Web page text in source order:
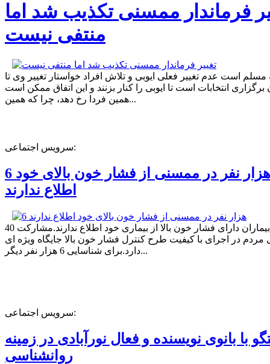
فرماندار ممسنی تکذیب شد اما
منتفی نیست
مسلم است عدم تغییر فعلی ایوبی و تلاش افراد خواستار تغییر وی تا
برگزاری انتخابات است تا ایوبی را کنار بزنند و این اتفاق ممکن است
همین فردا رخ دهد، چرا که همین...
سرویس اجتماعی:
6 هزار نفر در ممسنی از فشار خون بالای خود
اطلاع ندارند
40 درصد بیماران دارای فشار خون بالا از بیماری خود اطلاع ندارند.مشارکت
در اجرای با کیفیت طرح کنترل فشار خون بالا جایگاه ویژه ای
دارد.برای شناسایی 6 هزار نفر دیگر...
سرویس اجتماعی:
با بانوی نویسنده و فعال نورآبادی در زمینه
روانشناسی